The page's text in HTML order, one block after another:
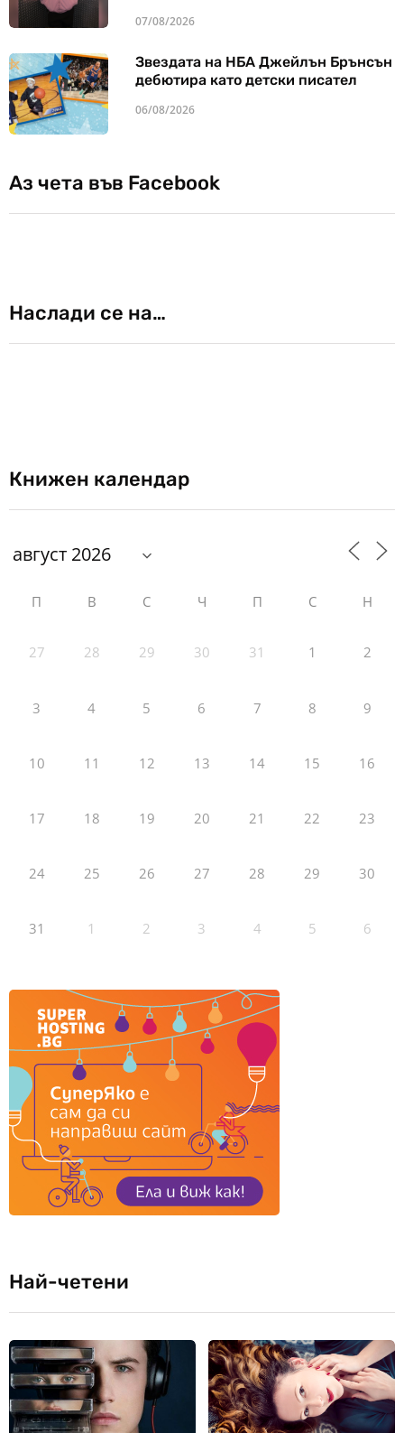
07/08/2026
Звездата на НБА Джейлън Брънсън
дебютира като детски писател
06/08/2026
Аз чета във Facebook
Наслади се на…
Книжен календар
П В С Ч П С Н
27 28 29 30 31 1 2
3 4 5 6 7 8 9
10 11 12 13 14 15 16
17 18 19 20 21 22 23
24 25 26 27 28 29 30
31 1 2 3 4 5 6
Най-четени